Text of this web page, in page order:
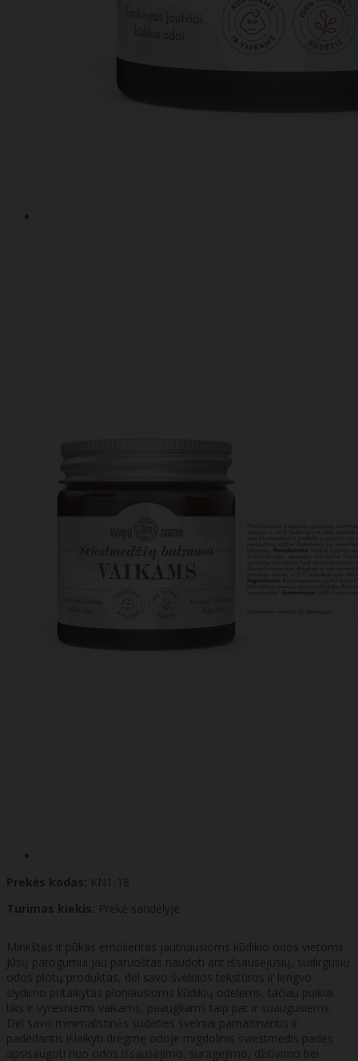
Prekės kodas: KN1-18
Turimas kiekis: Prekė sandėlyje
Minkštas it pūkas emolientas jautriausioms kūdikio odos vietoms.
Jūsų patogumui jau paruoštas naudoti ant išsausėjusių, sudirgusių
odos plotų produktas, dėl savo švelnios tekstūros ir lengvo
slydimo pritaikytas ploniausioms kūdikių odelėms, tačiau puikiai
tiks ir vyresniems vaikams, paaugliams taip pat ir suaugusiems.
Dėl savo minimalistinės sudėties švelniai pamaitinantis ir
padedantis išlaikyti drėgmę odoje migdolinis sviestmedis padės
apsisaugoti nuo odos išsausėjimo, suragėjimo, džiūvimo bei